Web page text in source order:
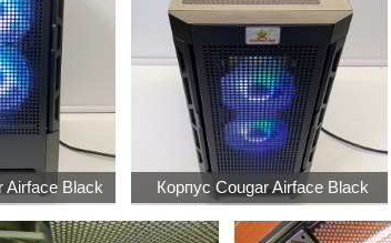
Airface Black Корпус Cougar Airface Black